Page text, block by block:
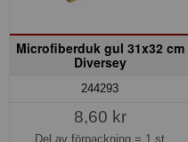
Microfiberduk gul 31x32 cm
Diversey
244293
8,60 kr
Del av förpackning = 1 st